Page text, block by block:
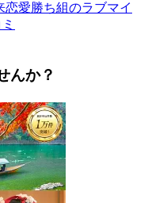
愛勝ち組のラブマイ
んか？